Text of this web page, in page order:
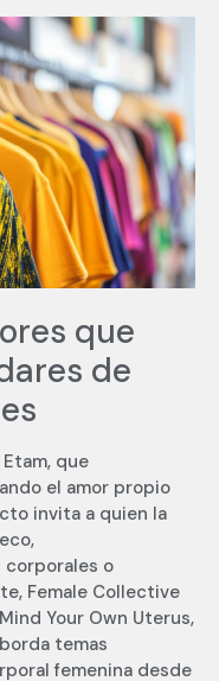
que
de
que
el amor propio
invita a quien la
o
Female Collective
Your Own Uterus,
temas
femenina desde